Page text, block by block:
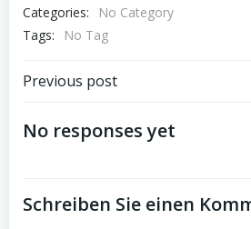
Categories:
No Category
Tags:
No Tag
Post
navigation
Previous post
No responses yet
Schreiben Sie einen